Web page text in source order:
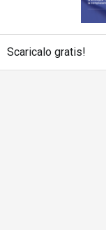
Scaricalo gratis!